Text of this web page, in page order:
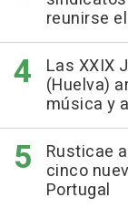
reunirse
Las XXIX
(Huelva)
música y
Rusticae
cinco
Portugal